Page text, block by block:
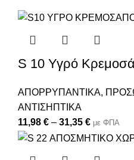
S 10 Υγρό
ΑΠΟΡΡΥΠΑΝΤΙΚΑ,
ΑΝΤΙΣΗΠΤΙΚΑ
11,98 € – 31,35 € με ΦΠΑ